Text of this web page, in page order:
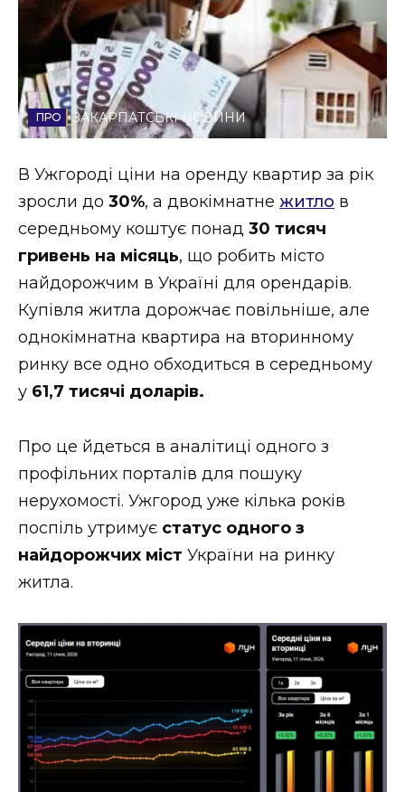
Стиль життя
Втрачений Ужгород
Втрачений Ужгород (відеоверсія)
ЗАКАРПАТСЬКІ НОВИНИ
НОВИНИ ЗАХІДНОЇ УКРАЇНИ
ЗАКАРПАТСЬКІ НОВИНИ
В Ужгороді ціни на оренду квартир за рік
зросли до 30%, а двокімнатне житло в
середньому коштує понад 30 тисяч
гривень на місяць, що робить місто
найдорожчим в Україні для орендарів.
Купівля житла дорожчає повільніше, але
однокімнатна квартира на вторинному
ринку все одно обходиться в середньому
у 61,7 тисячі доларів.
Про це йдеться в аналітиці одного з
профільних порталів для пошуку
нерухомості. Ужгород уже кілька років
поспіль утримує статус одного з
найдорожчих міст України на ринку
житла.